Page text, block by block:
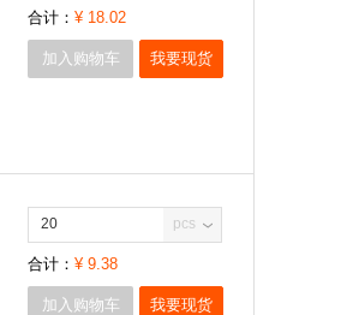
合计： ¥ 18.02
加入购物车 我要现货
pcs
合计： ¥ 9.38
加入购物车 我要现货